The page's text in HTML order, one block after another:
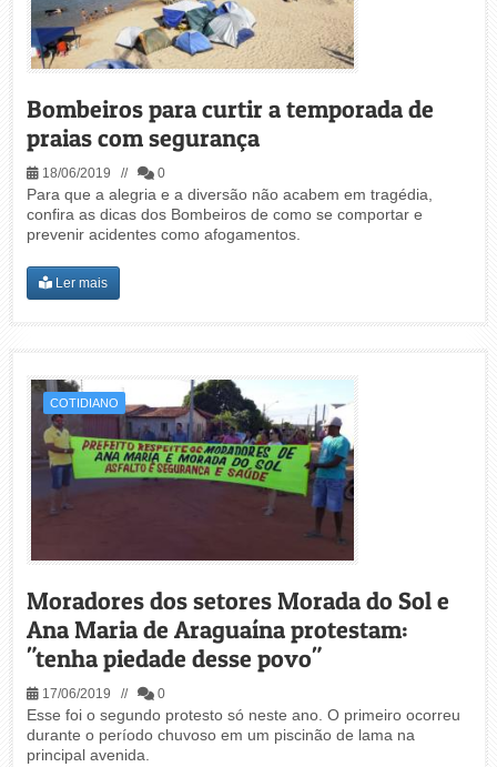
Bombeiros para curtir a temporada de
praias com segurança
18/06/2019 // 0
Para que a alegria e a diversão não acabem em tragédia,
confira as dicas dos Bombeiros de como se comportar e
prevenir acidentes como afogamentos.
Ler mais
COTIDIANO
Moradores dos setores Morada do Sol e
Ana Maria de Araguaína protestam:
"tenha piedade desse povo"
17/06/2019 // 0
Esse foi o segundo protesto só neste ano. O primeiro ocorreu
durante o período chuvoso em um piscinão de lama na
principal avenida.